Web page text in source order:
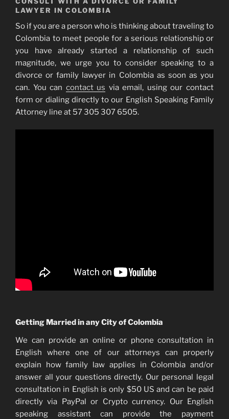
LAWYER IN COLOMBIA
So if you are a person who is thinking about traveling to
Colombia to meet people for a serious relationship or
you have already started a relationship of such
magnitude, we urge you to consider speaking to a
divorce or family lawyer in Colombia as soon as you
can. You can contact us via email, using our contact
form or dialing directly to our English Speaking Family
Attorney line at 57 305 307 6505.
Getting Married in any City of Colombia
We can provide an online or phone consultation in
English where one of our attorneys can properly
explain how family law applies in Colombia and/or
answer all your questions directly. Our personal legal
consultation in English is only $50 US and can be paid
directly via PayPal or Crypto currency. Our English
speaking assistant can provide the payment